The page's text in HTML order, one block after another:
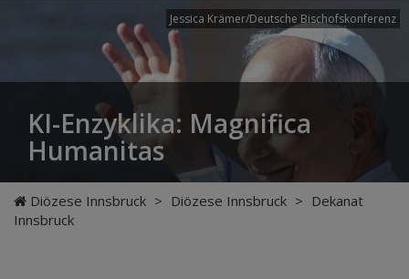
Jessica Krämer/Deutsche Bischofskonferenz
KI-Enzyklika: Magnifica
Humanitas
Diözese Innsbruck > Diözese Innsbruck > Dekanat
Innsbruck